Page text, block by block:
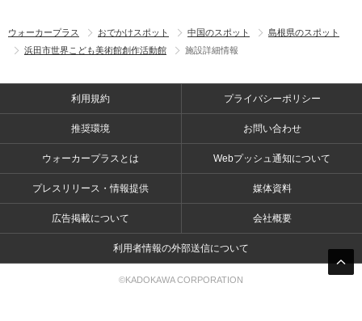
ウォーカープラス おでかけスポット 中国のスポット
島根県のスポット
浜田市世界こども美術館創作活動館
施設詳細情報
利用規約 プライバシーポリシー
推奨環境 お問い合わせ
ウォーカープラスとは Webプッシュ通知について
プレスリリース・情報提供 媒体資料
広告掲載について 会社概要
利用者情報の外部送信について
©KADOKAWA CORPORATION